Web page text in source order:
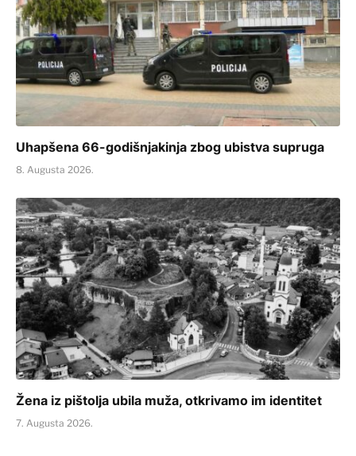
Uhapšena 66-godišnjakinja zbog ubistva supruga
8. Augusta 2026.
Žena iz pištolja ubila muža, otkrivamo im identitet
7. Augusta 2026.